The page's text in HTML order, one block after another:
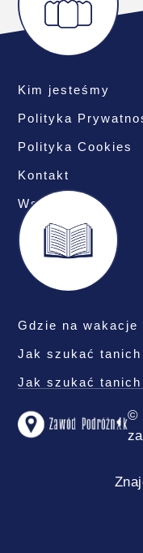
Kim jesteśmy
Polityka
Polityka Cookies
Kontakt
Współpraca
Gdzie na wakacje
Jak szukać tanich
Jak szukać tanich
©